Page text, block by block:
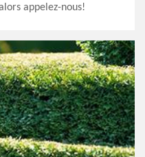
appelez-nous!